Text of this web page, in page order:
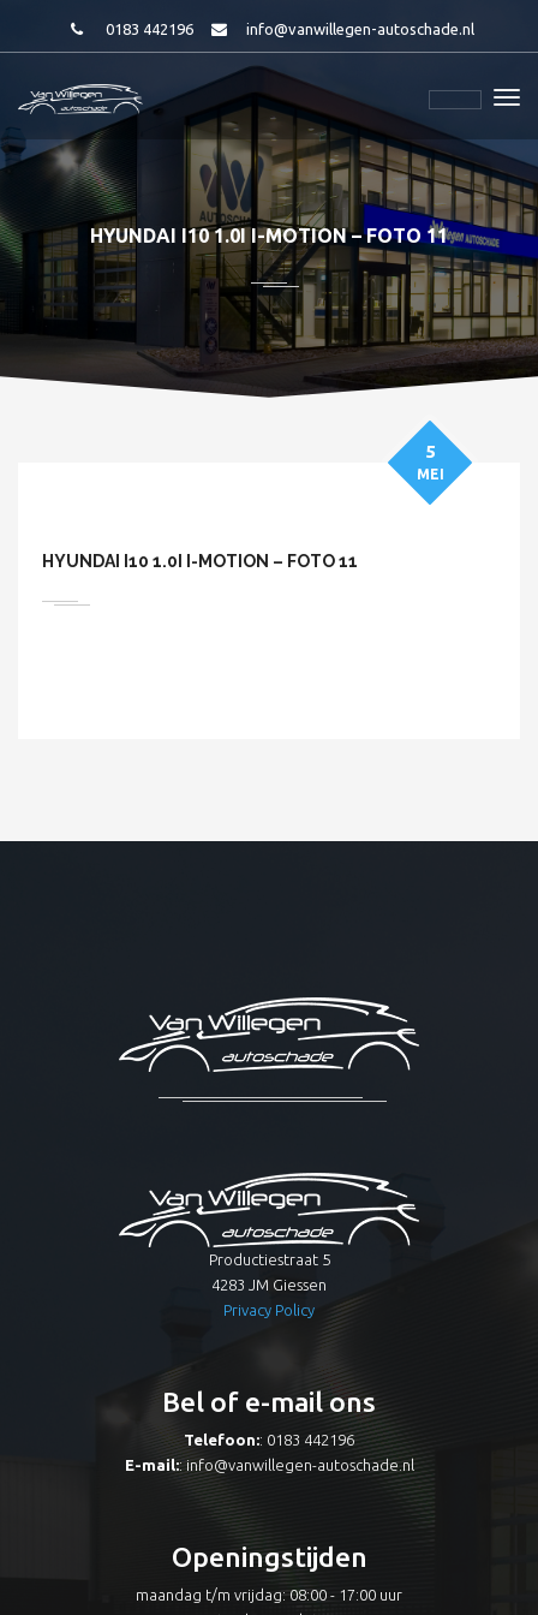
0183 442196 info@vanwillegen-autoschade.nl
HYUNDAI I10 1.0I I-MOTION – FOTO 11
HYUNDAI I10 1.0I I-MOTION – FOTO 11
5
MEI
Productiestraat 5
4283 JM Giessen
Privacy Policy
Bel of e-mail ons
Telefoon:: 0183 442196
E-mail:: info@vanwillegen-autoschade.nl
Openingstijden
maandag t/m vrijdag: 08:00 - 17:00 uur